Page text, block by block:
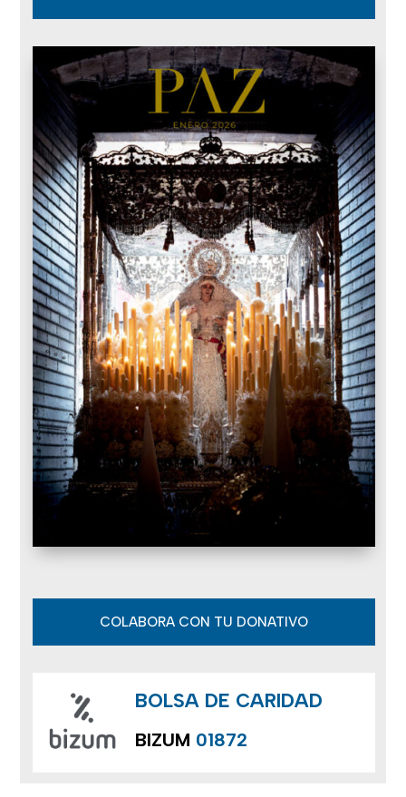
COLABORA CON TU DONATIVO
BOLSA DE CARIDAD
BIZUM 01872